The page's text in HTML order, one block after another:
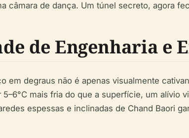
câmara de dança. Um túnel secreto, agora
de Engenharia e
em degraus não é apenas visualmente
mais fria do que a superfície, um alívio
espessas e inclinadas de Chand Baori